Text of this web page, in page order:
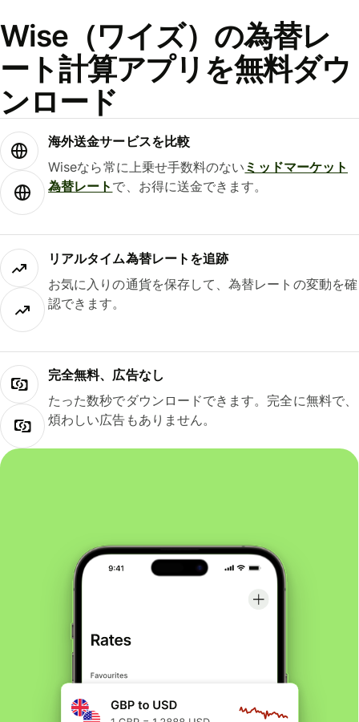
Wise（ワイズ）の為替レ
ート計算アプリを無料ダウ
ンロード
海外送金サービスを比較
Wiseなら常に上乗せ手数料のない ミッドマーケット
為替レート で、お得に送金できます。
リアルタイム為替レートを追跡
お気に入りの通貨を保存して、為替レートの変動を確
認できます。
完全無料、広告なし
たった数秒でダウンロードできます。完全に無料で、
煩わしい広告もありません。